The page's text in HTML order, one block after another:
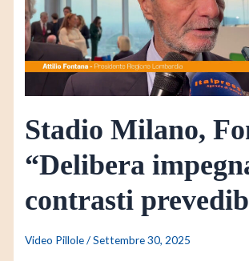
Stadio Milano,
“Delibera
contrasti
Video Pillole/Settembre 30, 2025
impegnativa,
contrasti
prevedibili”